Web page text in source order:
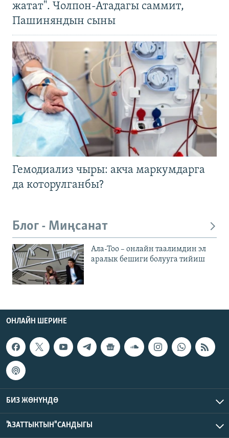
жатат". Чолпон-Атадагы саммит,
Пашиняндын сыны
Гемодиализ чыры: акча маркумдарга
да которулганбы?
Блог - Миңсанат
Ала-Тоо – онлайн таалимдин эл
аралык бешиги болууга тийиш
ОНЛАЙН ШЕРИНЕ
БИЗ ЖӨНҮНДӨ
"АЗАТТЫКТЫН" САНДЫГЫ